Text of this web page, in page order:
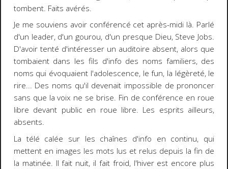
tombent. Faits avérés.
Je me souviens avoir conférencé cet après-midi là. Parlé
d'un leader, d'un gourou, d'un presque Dieu, Steve Jobs.
D'avoir tenté d'intéresser un auditoire absent, alors que
tombaient dans les fils d'info des noms familiers, des
noms qui évoquaient l'adolescence, le fun, la légèreté, le
rire... Des noms qu'il devenait impossible de prononcer
sans que la voix ne se brise. Fin de conférence en roue
libre devant public en roue libre. Les esprits ailleurs,
absents.
La télé calée sur les chaînes d'info en continu, qui
mettent en images les mots lus et relus depuis la fin de
la matinée. Il fait nuit, il fait froid, l'hiver est encore plus